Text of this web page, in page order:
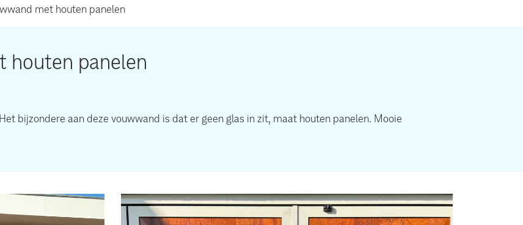
met houten panelen
houten panelen
bijzondere aan deze vouwwand is dat er geen glas in zit, maat houten panelen. Mooie